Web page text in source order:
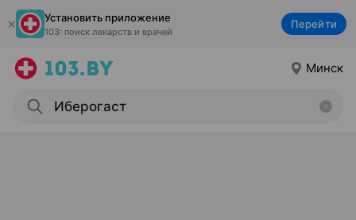
Установить приложение
103: поиск лекарств и врачей
Перейти
Минск